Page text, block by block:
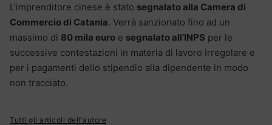
L’imprenditore cinese è stato segnalato alla Camera di
Commercio di Catania. Verrà sanzionato fino ad un
massimo di 80 mila euro e segnalato all’INPS per le
successive contestazioni in materia di lavoro irregolare e
per i pagamenti dello stipendio alla dipendente in modo
non tracciato.
Tutti gli articoli dell'autore